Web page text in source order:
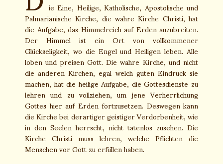
ie Eine, Heilige, Katholische, Apostolische und
Palmarianische Kirche, die wahre Kirche Christi, hat
die Aufgabe, das Himmelreich auf Erden auzubreiten.
Der Himmel ist ein Ort von vollkommener
Glückseligkeit, wo die Engel und Heiligen leben. Alle
loben und preisen Gott. Die wahre Kirche, und nicht
die anderen Kirchen, egal welch guten Eindruck sie
machen, hat die heilige Aufgabe, die Gottesdienste zu
lehren und zu vollziehen, um jene Verherrlichung
Gottes hier auf Erden fortzusetzen. Deswegen kann
die Kirche bei derartiger geistiger Verdorbenheit, wie
in den Seelen herrscht, nicht tatenlos zusehen. Die
Kirche Christi muss lehren, welche Pflichten die
Menschen vor Gott zu erfüllen haben.